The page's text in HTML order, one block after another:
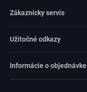
Zákaznícky servis
Užitočné odkazy
Informácie o objednávke